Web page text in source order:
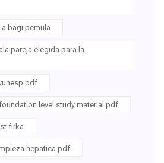
bagi pemula
pareja elegida para la
pdf
level study material pdf
fırka
hepatica pdf